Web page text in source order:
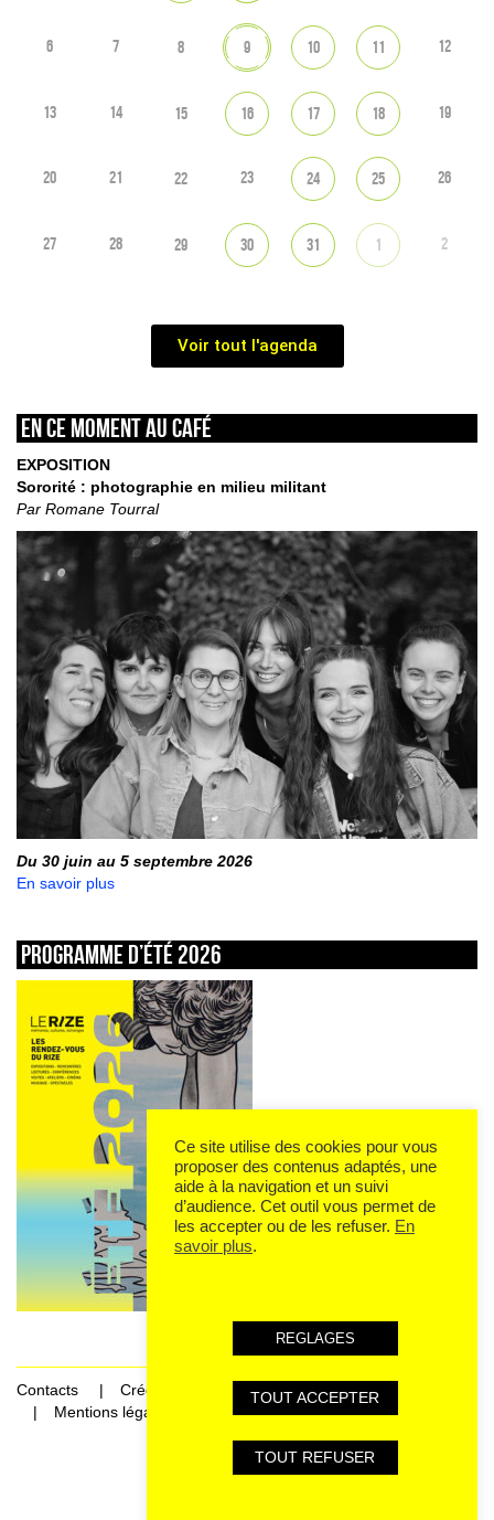
6 7 8 9 10 11 12
13 14 15 16 17 18 19
20 21 22 23 24 25 26
27 28 29 30 31 1 2
Voir tout l'agenda
En ce moment au café
EXPOSITION
Sororité : photographie en milieu militant
Par Romane Tourral
Du 30 juin au 5 septembre 2026
En savoir plus
Programme d’été 2026
Contacts
Crédits
Mentions légales et données personnelles
Ce site utilise des cookies pour vous
proposer des contenus adaptés, une
aide à la navigation et un suivi
d’audience. Cet outil vous permet de
les accepter ou de les refuser. En
savoir plus.
REGLAGES
TOUT ACCEPTER
TOUT REFUSER